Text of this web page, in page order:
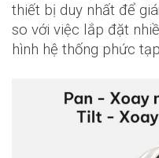
thiết bị duy nhất để
so với việc lắp đặt
hình hệ thống phức tạp